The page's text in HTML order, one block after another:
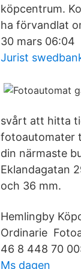
köpcentrum.
ha förvandlat
30 mars 06:04
Jurist
svårt att hitta
fotoautomater
din närmaste
Eklandagatan
och 36 mm.
Hemlingby
Ordinarie
46 8 448 70
Ms dagen